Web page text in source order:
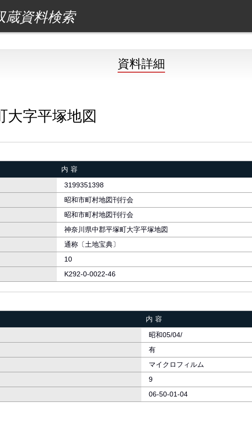
資料検索
資料詳細
大字平塚地図
内容
3199351398
昭和市町村地図刊行会
昭和市町村地図刊行会
神奈川県中郡平塚町大字平塚地図
通称〔土地宝典〕
10
K292-0-0022-46
内容
昭和05/04/
有
マイクロフィルム
9
06-50-01-04